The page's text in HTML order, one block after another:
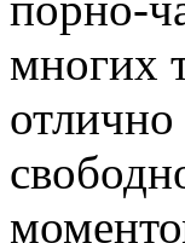
многих